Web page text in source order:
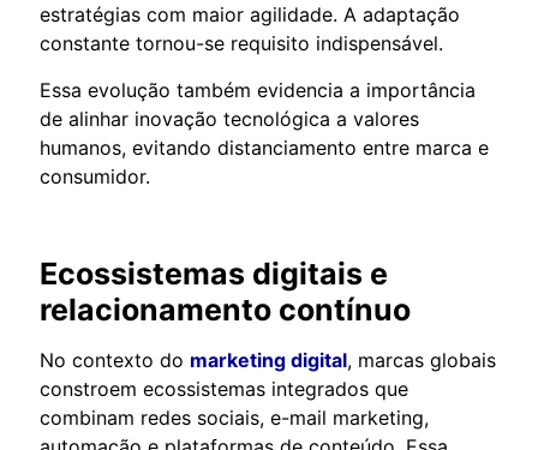
estratégias com maior agilidade. A adaptação
constante tornou-se requisito indispensável.
Essa evolução também evidencia a importância
de alinhar inovação tecnológica a valores
humanos, evitando distanciamento entre marca e
consumidor.
Ecossistemas digitais e
relacionamento contínuo
No contexto do marketing digital, marcas globais
constroem ecossistemas integrados que
combinam redes sociais, e-mail marketing,